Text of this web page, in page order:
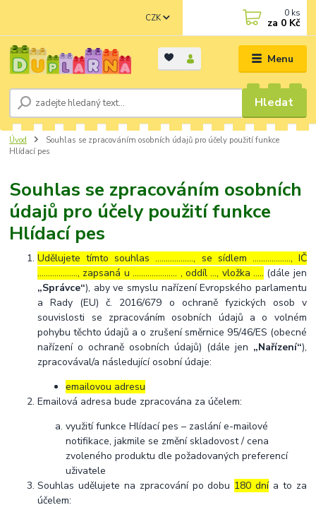
Menu
CZK
Hledat
0 ks
za 0 Kč
Úvod
Souhlas se zpracováním osobních údajů pro účely použití funkce
Hlídací pes
Souhlas se zpracováním osobních
údajů pro účely použití funkce
Hlídací pes
Udělujete tímto souhlas ……………..., se sídlem ………………, IČ
………………., zapsaná u ………………… , oddíl …, vložka ….. (dále jen
„Správce“), aby ve smyslu nařízení Evropského parlamentu
a Rady (EU) č. 2016/679 o ochraně fyzických osob v
souvislosti se zpracováním osobních údajů a o volném
pohybu těchto údajů a o zrušení směrnice 95/46/ES (obecné
nařízení o ochraně osobních údajů) (dále jen „Nařízení“),
zpracovával/a následující osobní údaje:
emailovou adresu
Emailová adresa bude zpracována za účelem:
využití funkce Hlídací pes – zaslání e-mailové
notifikace, jakmile se změní skladovost / cena
zvoleného produktu dle požadovaných preferencí
uživatele
Souhlas udělujete na zpracování po dobu 180 dnía to za
účelem: